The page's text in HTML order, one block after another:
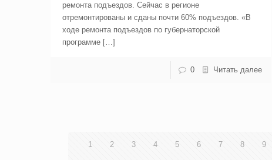
ремонта подъездов. Сейчас в регионе
отремонтированы и сданы почти 60% подъездов. «В
ходе ремонта подъездов по губернаторской
программе […]
0 Читать далее
1 2 3 4 5 6 7 8 9